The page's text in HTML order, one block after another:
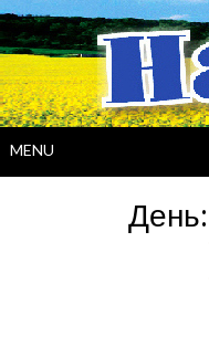
Skip
to
content
MENU
День: